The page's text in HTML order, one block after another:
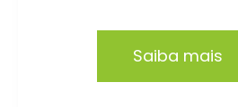
Saiba mais